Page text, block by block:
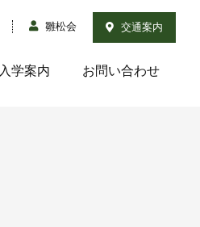
雛松会 交通案内
入学案内 お問い合わせ